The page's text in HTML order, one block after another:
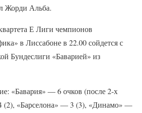
Жорди Альба.
Е Лиги чемпионов
в Лиссабоне в 22.00 сойдется с
Бундеслиги «Баварией» из
«Бавария» — 6 очков (после 2-х
(2), «Барселона» — 3 (3), «Динамо» —